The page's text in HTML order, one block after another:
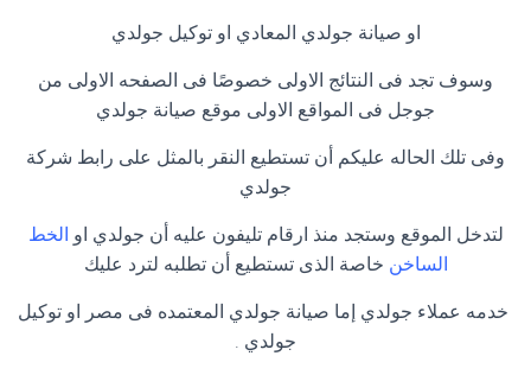
او صيانة جولدي المعادي او توكيل جولدي
وسوف تجد فى النتائج الاولى خصوصًا فى الصفحه الاولى من
جوجل فى المواقع الاولى موقع صيانة جولدي
وفى تلك الحاله عليكم أن تستطيع النقر بالمثل على رابط شركة
جولدي
لتدخل الموقع وستجد منذ ارقام تليفون عليه أن جولدي او الخط
الساخن خاصة الذى تستطيع أن تطلبه لترد عليك
خدمه عملاء جولدي إما صيانة جولدي المعتمده فى مصر او توكيل
جولدي .